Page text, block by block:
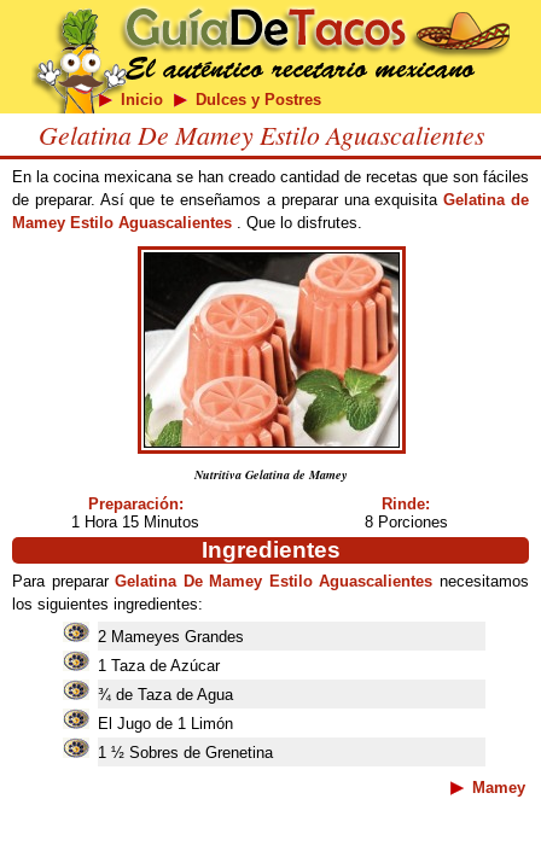
Inicio Dulces y Postres
Gelatina De Mamey Estilo Aguascalientes
En la cocina mexicana se han creado cantidad de recetas que son fáciles
de preparar. Así que te enseñamos a preparar una exquisitaGelatina de
Mamey Estilo Aguascalientes . Que lo disfrutes.
Nutritiva Gelatina de Mamey
Preparación:
1 Hora 15 Minutos
Rinde:
8 Porciones
Ingredientes
Para prepararGelatina De Mamey Estilo Aguascalientes necesitamos
los siguientes ingredientes:
2 Mameyes Grandes
1 Taza de Azúcar
¾ de Taza de Agua
El Jugo de 1 Limón
1 ½ Sobres de Grenetina
Mamey